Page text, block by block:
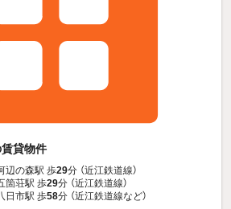
貸物件
辺の森駅 歩29分 （近江鉄道線）
箇荘駅 歩29分 （近江鉄道線）
日市駅 歩58分 （近江鉄道線など）